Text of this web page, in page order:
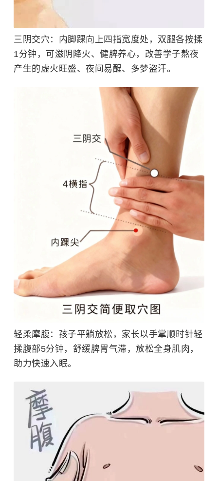
三阴交穴： 内脚踝向上四指宽度处，双腿各按揉
1分钟，可滋阴降火、健脾养心，改善学子熬夜
产生的虚火旺盛、夜间易醒、多梦盗汗。
轻柔摩腹： 孩子平躺放松，家长以手掌顺时针轻
揉腹部5分钟，舒缓脾胃气滞，放松全身肌肉，
助力快速入眠。